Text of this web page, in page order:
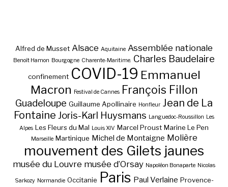
Alfred de Musset Alsace Aquitaine Assemblée nationale
Benoît Hamon Bourgogne Charente-Maritime. Charles Baudelaire
confinement COVID-19 Emmanuel
Macron Festival de Cannes François Fillon
Guadeloupe Guillaume Apollinaire Honfleur Jean de La
Fontaine Joris-Karl Huysmans Languedoc-Roussillon Les
Alpes Les Fleurs du Mal Louis XIV Marcel Proust Marine Le Pen
Marseille Martinique Michel de Montaigne Molière
mouvement des Gilets jaunes
musée du Louvre musée d’Orsay Napoléon Bonaparte Nicolas
Sarkozy Normandie Occitanie Paris Paul Verlaine Provence-